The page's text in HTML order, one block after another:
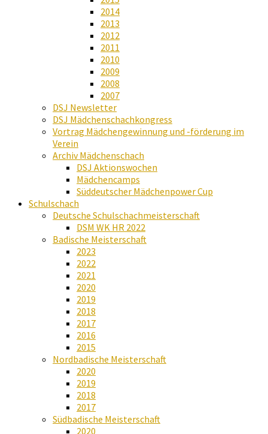
2014
2013
2012
2011
2010
2009
2008
2007
DSJ Newsletter
DSJ Mädchenschachkongress
Vortrag Mädchengewinnung und -förderung im
Verein
Archiv Mädchenschach
DSJ Aktionswochen
Mädchencamps
Süddeutscher Mädchenpower Cup
Schulschach
Deutsche Schulschachmeisterschaft
DSM WK HR 2022
Badische Meisterschaft
2023
2022
2021
2020
2019
2018
2017
2016
2015
Nordbadische Meisterschaft
2020
2019
2018
2017
Südbadische Meisterschaft
2020